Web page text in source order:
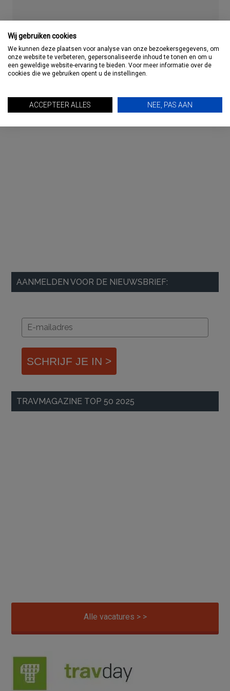
Primaire
Sidebar
TRAVMAGAZINE: DE PODCAST
AANMELDEN VOOR DE NIEUWSBRIEF:
SCHRIJF JE IN >
TRAVMAGAZINE TOP 50 2025
Alle vacatures > >
Wij gebruiken cookies
We kunnen deze plaatsen voor analyse van onze bezoekersgegevens, om
onze website te verbeteren, gepersonaliseerde inhoud te tonen en om u
een geweldige website-ervaring te bieden. Voor meer informatie over de
cookies die we gebruiken opent u de instellingen.
ACCEPTEER ALLES NEE, PAS AAN